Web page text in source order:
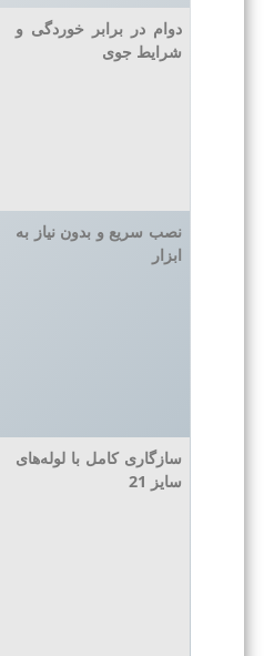
دوام در برابر خوردگی و
شرایط جوی
نصب سریع و بدون نیاز به
ابزار
سازگاری کامل با لوله‌های
سایز 21